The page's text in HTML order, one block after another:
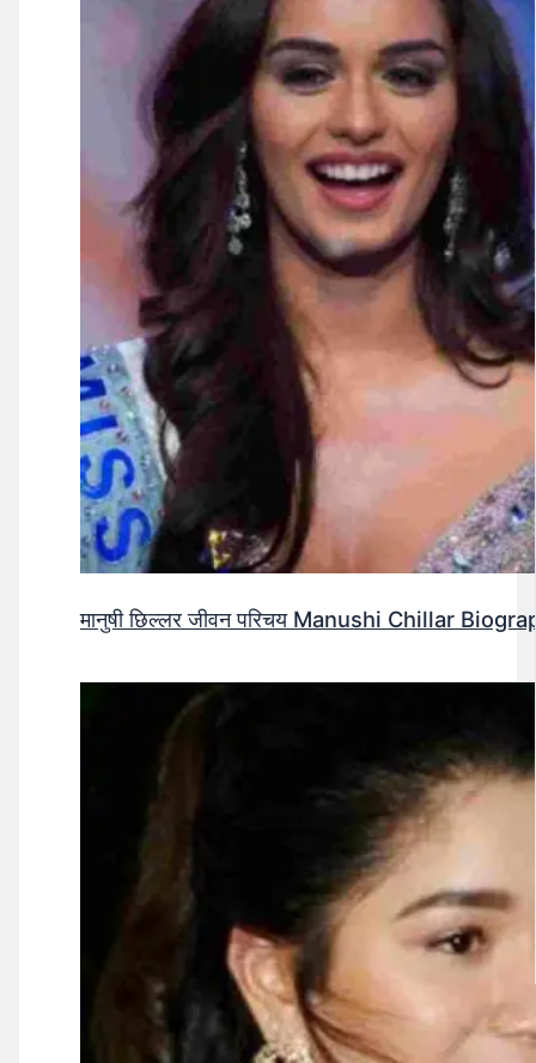
मानुषी छिल्लर जीवन परिचय Manushi Chillar